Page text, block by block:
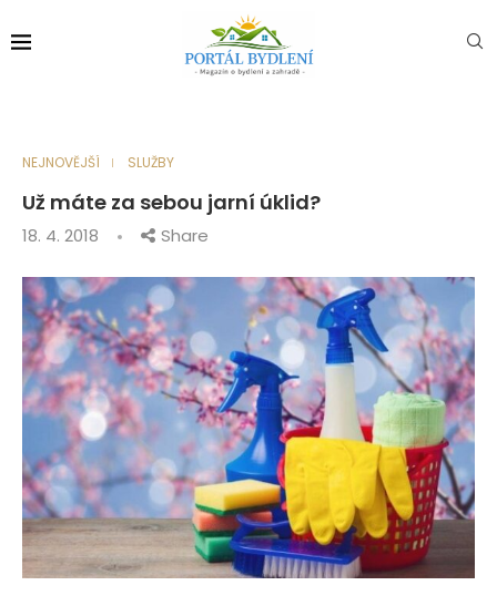
NEJNOVĚJŠÍ SLUŽBY
Už máte za sebou jarní úklid?
18. 4. 2018 Share